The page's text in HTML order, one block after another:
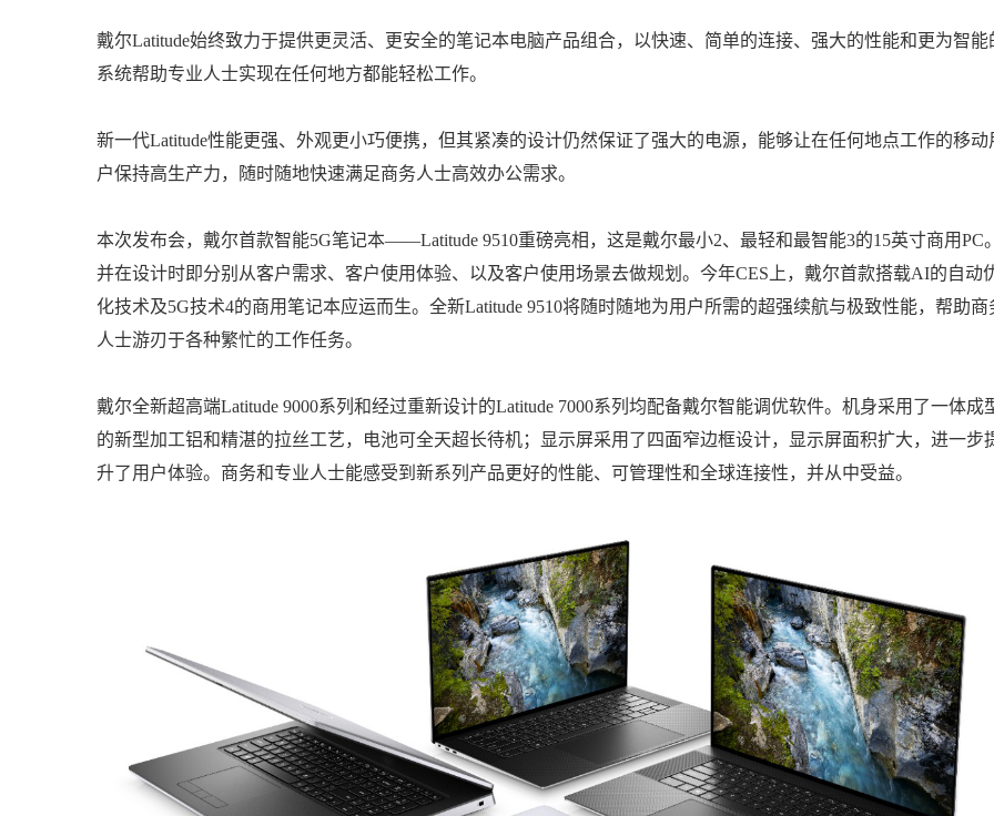
戴尔Latitude始终致力于提供更灵活、更安全的笔记本电脑产品组合，以快速、简单的连接、强大的性能和更为智能
系统帮助专业人士实现在任何地方都能轻松工作。
新一代Latitude性能更强、外观更小巧便携，但其紧凑的设计仍然保证了强大的电源，能够让在任何地点工作的移动
户保持高生产力，随时随地快速满足商务人士高效办公需求。
本次发布会，戴尔首款智能5G笔记本——Latitude 9510重磅亮相，这是戴尔最小2、最轻和最智能3的15英寸商用PC
并在设计时即分别从客户需求、客户使用体验、以及客户使用场景去做规划。今年CES上，戴尔首款搭载AI的自动
化技术及5G技术4的商用笔记本应运而生。全新Latitude 9510将随时随地为用户所需的超强续航与极致性能，帮助商
人士游刃于各种繁忙的工作任务。
戴尔全新超高端Latitude 9000系列和经过重新设计的Latitude 7000系列均配备戴尔智能调优软件。机身采用了一体成
的新型加工铝和精湛的拉丝工艺，电池可全天超长待机；显示屏采用了四面窄边框设计，显示屏面积扩大，进一步
升了用户体验。商务和专业人士能感受到新系列产品更好的性能、可管理性和全球连接性，并从中受益。